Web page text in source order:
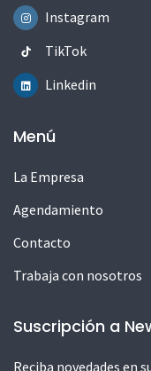
Instagram
TikTok
Linkedin
Menú
La Empresa
Agendamiento
Contacto
Trabaja con nosotros
Suscripción a
Reciba novedades en